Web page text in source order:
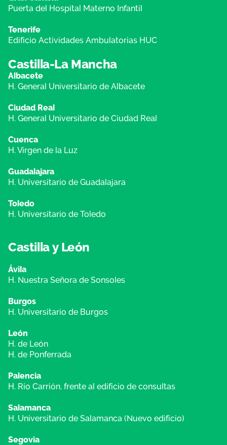
Puerta del Hospital Materno Infantil
Tenerife
Edificio Actividades Ambulatorias HUC
Castilla-La Mancha
Albacete
H. General Universitario de Albacete
Ciudad Real
H. General Universitario de Ciudad Real
Cuenca
H. Virgen de la Luz
Guadalajara
H. Universitario de Guadalajara
Toledo
H. Universitario de Toledo
Castilla y León
Ávila
H. Nuestra Señora de Sonsoles
Burgos
H. Universitario de Burgos
León
H. de León
H. de Ponferrada
Palencia
H. Río Carrión, frente al edificio de consultas
Salamanca
H. Universitario de Salamanca (Nuevo edificio)
Segovia